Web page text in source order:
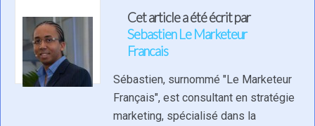
Cet article a été écrit par
Sebastien Le Marketeur
Francais
Sébastien, surnommé "Le Marketeur
Français", est consultant en stratégie
marketing, spécialisé dans la